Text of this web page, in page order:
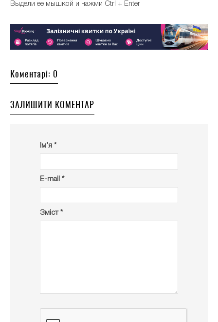
Выдели ее мышкой и нажми Ctrl + Enter
Коментарі: 0
ЗАЛИШИТИ КОМЕНТАР
Ім’я *
E-mail *
Зміст *